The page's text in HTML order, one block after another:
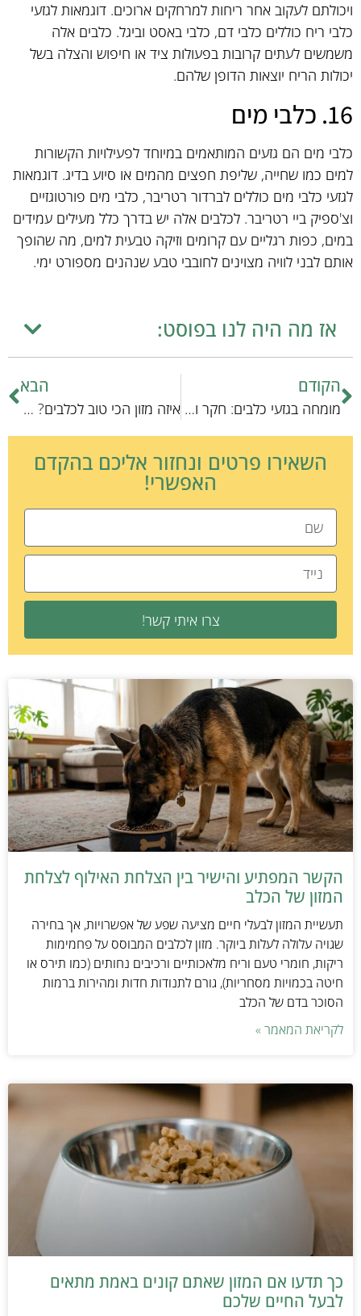
ויכולתם לעקוב אחר ריחות למרחקים ארוכים. דוגמאות לגזעי
כלבי ריח כוללים כלבי דם, כלבי באסט וביגל. כלבים אלה
משמשים לעתים קרובות בפעולות ציד או חיפוש והצלה בשל
יכולות הריח יוצאות הדופן שלהם.
16. כלבי מים
כלבי מים הם גזעים המותאמים במיוחד לפעילויות הקשורות
למים כמו שחייה, שליפת חפצים מהמים או סיוע בדיג. דוגמאות
לגזעי כלבי מים כוללים לברדור רטריבר, כלבי מים פורטוגזיים
וצ'ספיק ביי רטריבר. לכלבים אלה יש בדרך כלל מעילים עמידים
במים, כפות רגליים עם קרומים וזיקה טבעית למים, מה שהופך
אותם לבני לוויה מצוינים לחובבי טבע שנהנים מספורט ימי.
אז מה היה לנו בפוסט:
הקודם
מומחה בגזעי כלבים: חקר והתמחות
הבא
איזה מזון הכי טוב לכלבים? – אקספרט מסביר
השאירו פרטים ונחזור אליכם בהקדם
האפשרי!
צרו איתי קשר!
הקשר המפתיע והישיר בין הצלחת האילוף לצלחת
המזון של הכלב
תעשיית המזון לבעלי חיים מציעה שפע של אפשרויות, אך בחירה
שגויה עלולה לעלות ביוקר. מזון לכלבים המבוסס על פחמימות
ריקות, חומרי טעם וריח מלאכותיים ורכיבים נחותים (כמו תירס או
חיטה בכמויות מסחריות), גורם לתנודות חדות ומהירות ברמות
הסוכר בדם של הכלב
לקריאת המאמר »
כך תדעו אם המזון שאתם קונים באמת מתאים
לבעל החיים שלכם